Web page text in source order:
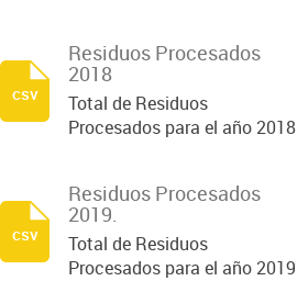
Residuos Procesados
2018
Total de Residuos
Procesados para el año 2018
csv
Residuos Procesados
2019.
Total de Residuos
Procesados para el año 2019
csv